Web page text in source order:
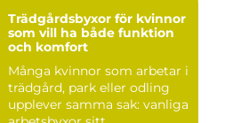
Trädgårdsbyxor för kvinnor
som vill ha både funktion
och komfort
Många kvinnor som arbetar i
trädgård, park eller odling
upplever samma sak: vanliga